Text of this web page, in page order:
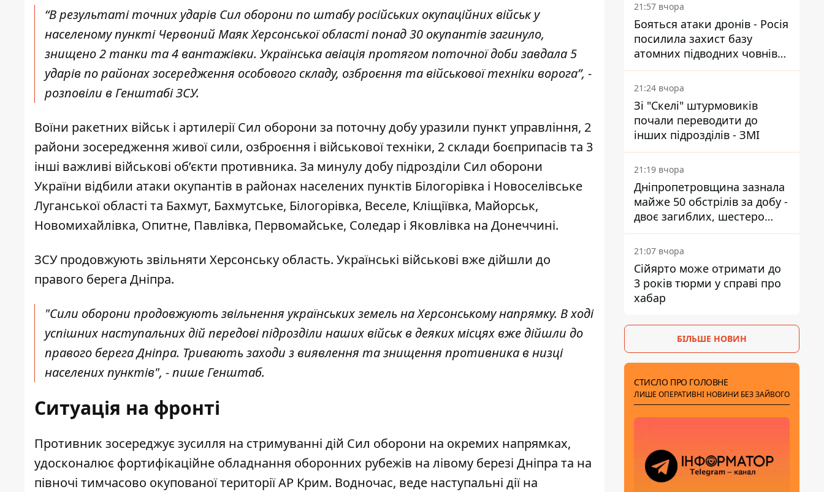
“В результаті точних ударів Сил оборони по штабу російських окупаційних військ у
населеному пункті Червоний Маяк Херсонської області понад 30 окупантів загинуло,
знищено 2 танки та 4 вантажівки. Українська авіація протягом поточної доби завдала 5
ударів по районах зосередження особового складу, озброєння та військової техніки ворога”, -
розповіли в Генштабі ЗСУ.
Воїни ракетних військ і артилерії Сил оборони за поточну добу уразили пункт управління, 2
райони зосередження живої сили, озброєння і військової техніки, 2 склади боєприпасів та 3
інші важливі військові об’єкти противника. За минулу добу підрозділи Сил оборони
України відбили атаки окупантів в районах населених пунктів Білогорівка і Новоселівське
Луганської області та Бахмут, Бахмутське, Білогорівка, Веселе, Кліщіївка, Майорськ,
Новомихайлівка, Опитне, Павлівка, Первомайське, Соледар і Яковлівка на Донеччині.
ЗСУ продовжують звільняти Херсонську область. Українські військові вже дійшли до
правого берега Дніпра.
"Сили оборони продовжують звільнення українських земель на Херсонському напрямку. В ході
успішних наступальних дій передові підрозділи наших військ в деяких місцях вже дійшли до
правого берега Дніпра. Тривають заходи з виявлення та знищення противника в низці
населених пунктів", - пише Генштаб.
Ситуація на фронті
Противник зосереджує зусилля на стримуванні дій Сил оборони на окремих напрямках,
удосконалює фортифікаційне обладнання оборонних рубежів на лівому березі Дніпра та на
півночі тимчасово окупованої території АР Крим. Водночас, веде наступальні дії на
21:57 вчора
Бояться атаки дронів - Росія
посилила захист базу
атомних підводних човнів
за 7400 км від України
21:24 вчора
Зі "Скелі" штурмовиків
почали переводити до
інших підрозділів - ЗМІ
21:19 вчора
Дніпропетровщина зазнала
майже 50 обстрілів за добу -
двоє загиблих, шестеро
постраждалих
21:07 вчора
Сійярто може отримати до
3 років тюрми у справі про
хабар
БІЛЬШЕ НОВИН
СТИСЛО ПРО ГОЛОВНЕ
ЛИШЕ ОПЕРАТИВНІ НОВИНИ БЕЗ ЗАЙВОГО